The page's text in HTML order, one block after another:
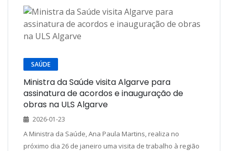
SAÚDE
Ministra da Saúde visita Algarve para
assinatura de acordos e inauguração de
obras na ULS Algarve
2026-01-23
A Ministra da Saúde, Ana Paula Martins, realiza no
próximo dia 26 de janeiro uma visita de trabalho à região